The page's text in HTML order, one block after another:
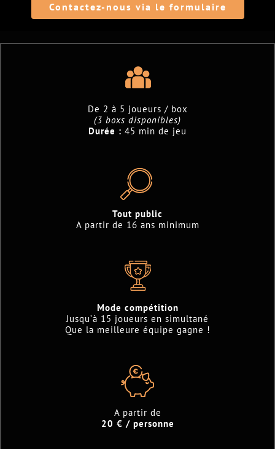
Contactez-nous via le formulaire
De 2 à 5 joueurs / box
(3 boxs disponibles)
Durée : 45 min de jeu
Tout public
A partir de 16 ans minimum
Mode compétition
Jusqu’à 15 joueurs en simultané
Que la meilleure équipe gagne !
A partir de
20 € / personne